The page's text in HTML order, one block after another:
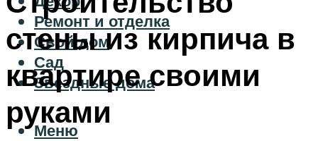
Ремонт и отделка
Свой дом
Сад
Звездные дома
Меню
стены из кирпича в
квартире своими
руками